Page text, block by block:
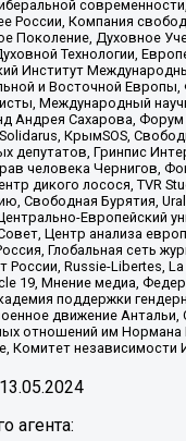
Компания
Поколение,
Технологии,
Институт
и Восточной
Международный
Андрея Сахарова,
КрымSOS,
Гринпис
человека
дикого лосося, TVR
Свободная Бурятия,
Центр анализа
Глобальная сеть
Russie-
19, Мнение медиа,
поддержки
движение
отношений им
Комитет
13.05.2024
агента: